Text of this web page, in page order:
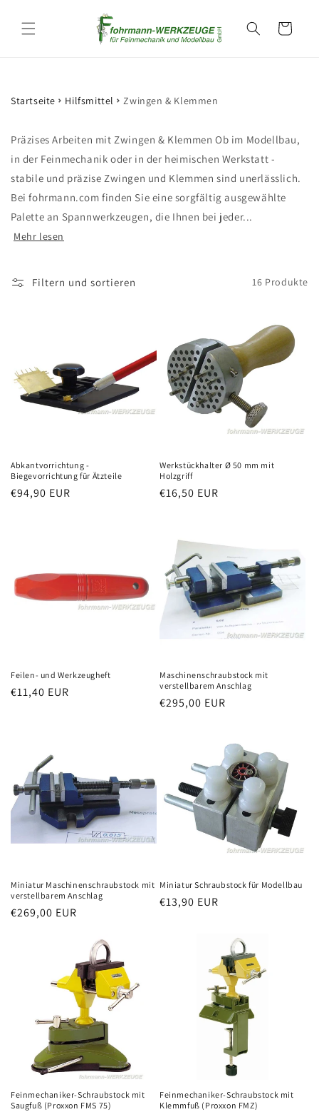
Inhalt
Warenkorb
Startseite Hilfsmittel Zwingen & Klemmen
Präzises Arbeiten mit Zwingen & Klemmen Ob im Modellbau,
in der Feinmechanik oder in der heimischen Werkstatt -
stabile und präzise Zwingen und Klemmen sind unerlässlich.
Bei fohrmann.com finden Sie eine sorgfältig ausgewählte
Palette an Spannwerkzeugen, die Ihnen bei jeder...
Mehr lesen
Filtern und sortieren 16 Produkte
Abkantvorrichtung -
Biegevorrichtung für Ätzteile
Normaler
€94,90 EUR
Werkstückhalter Ø 50 mm mit
Holzgriff
Normaler
€16,50 EUR
Feilen- und Werkzeugheft
Normaler
€11,40 EUR
Maschinenschraubstock mit
verstellbarem Anschlag
Normaler
€295,00 EUR
Miniatur Maschinenschraubstock mit
verstellbarem Anschlag
Normaler
€269,00 EUR
Miniatur Schraubstock für Modellbau
Normaler
€13,90 EUR
Feinmechaniker-Schraubstock mit
Saugfuß (Proxxon FMS 75)
Feinmechaniker-Schraubstock mit
Klemmfuß (Proxxon FMZ)